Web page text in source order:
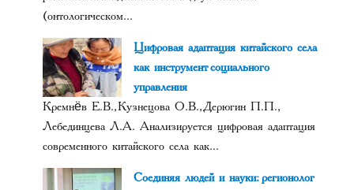
(онтологическом...
Цифровая адаптация китайского села
как инструмент социального
управления
Кремнёв Е.В., Кузнецова О.В., Дерюгин П.П.,
Лебединцева Л.А. Анализируется цифровая адаптация
современного китайского села как...
Соединяя людей и науки: регионолог